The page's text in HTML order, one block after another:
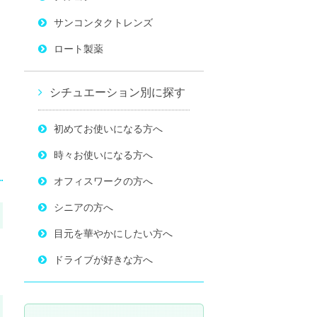
サンコンタクトレンズ
ロート製薬
シチュエーション別に探す
初めてお使いになる方へ
時々お使いになる方へ
オフィスワークの方へ
シニアの方へ
目元を華やかにしたい方へ
ドライブが好きな方へ